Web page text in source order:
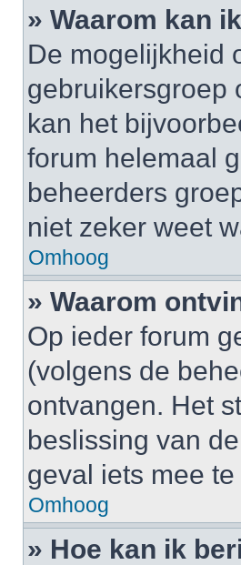
» Waarom kan
De mogelijkheid
gebruikersgroep
kan het
forum helemaal
beheerders
niet zeker weet
Omhoog
» Waarom
Op ieder forum
(volgens de
ontvangen. Het
beslissing van
geval iets mee
Omhoog
» Hoe kan ik